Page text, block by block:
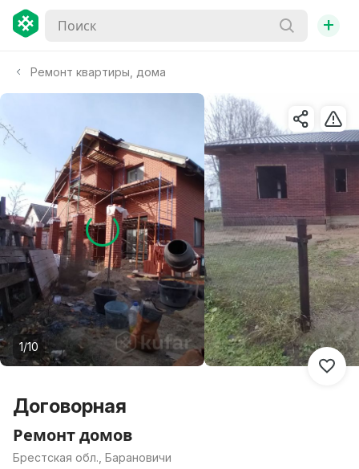
+
Ремонт квартиры, дома
1/10
Договорная
Ремонт домов
Брестская обл., Барановичи